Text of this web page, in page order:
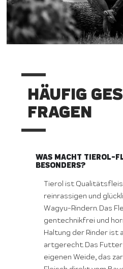
HÄUFIG
FRAGEN
WAS MACHT TIEROL-
BESONDERS?
Tierol ist
reinrassigen und
Wagyu-Rindern. Das
gentechnikfrei und
Haltung der Rinder ist
artgerecht. Das
eigenen Weide, das